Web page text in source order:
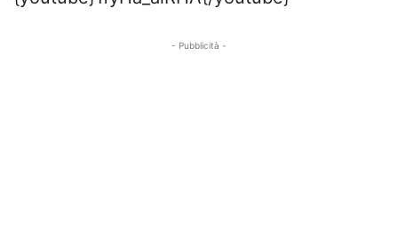
- Pubblicità -